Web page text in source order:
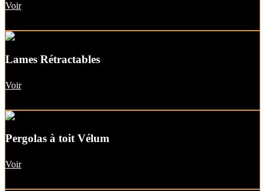
Voir
Lames Rétractables
Voir
Pergolas à toit Vélum
Voir